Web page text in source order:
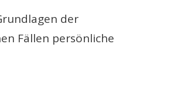
der
Fällen persönliche